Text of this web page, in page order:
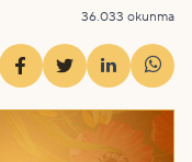
36.033 okunma